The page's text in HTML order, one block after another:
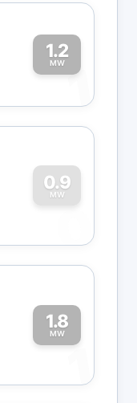
1.2
MW1
0.9
MW
0
1.8
MW
1